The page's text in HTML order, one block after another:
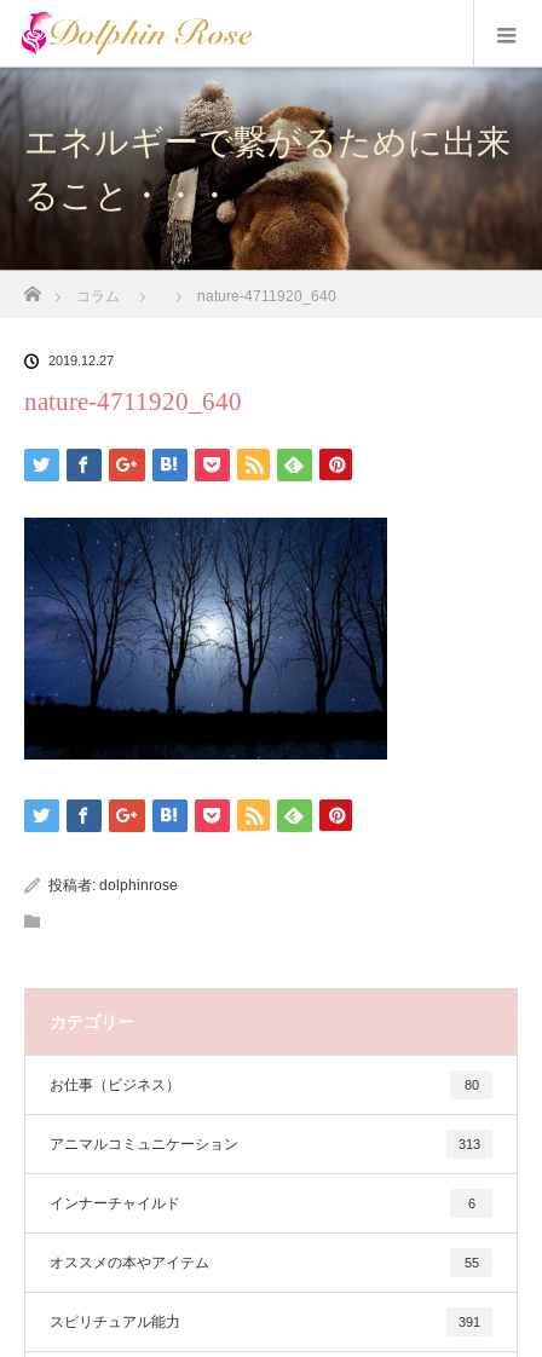
エネルギーで繋がるために出来
ること・・・
コラム nature-4711920_640
2019.12.27
nature-4711920_640
投稿者: dolphinrose
カテゴリー
お仕事（ビジネス） 80
アニマルコミュニケーション 313
インナーチャイルド 6
オススメの本やアイテム 55
スピリチュアル能力 391